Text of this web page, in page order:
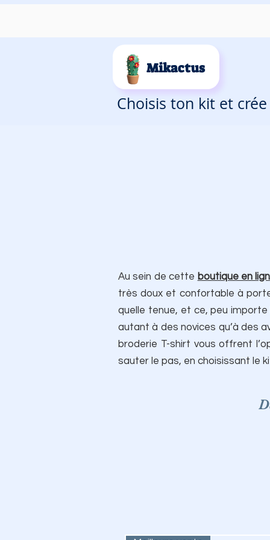
Mikactus
Choisis ton kit et
Au sein de cette boutique en
très doux et confortable à
quelle tenue, et ce, peu
autant à des novices qu’à des
broderie T-shirt vous offrent
sauter le pas, en choisissant le